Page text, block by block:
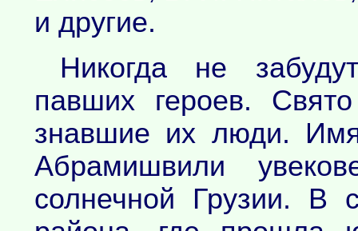
и другие.
Никогда не
павших героев.
знавшие их люди.
Абрамишвили
солнечной Грузии. В